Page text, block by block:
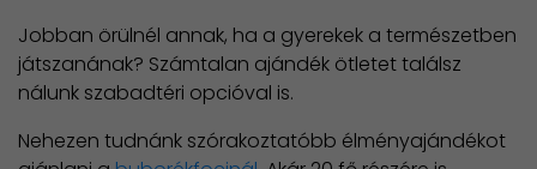
Jobban örülnél annak, ha a gyerekek a természetben
játszanának? Számtalan ajándék ötletet találsz
nálunk szabadtéri opcióval is.
Nehezen tudnánk szórakoztatóbb élményajándékot